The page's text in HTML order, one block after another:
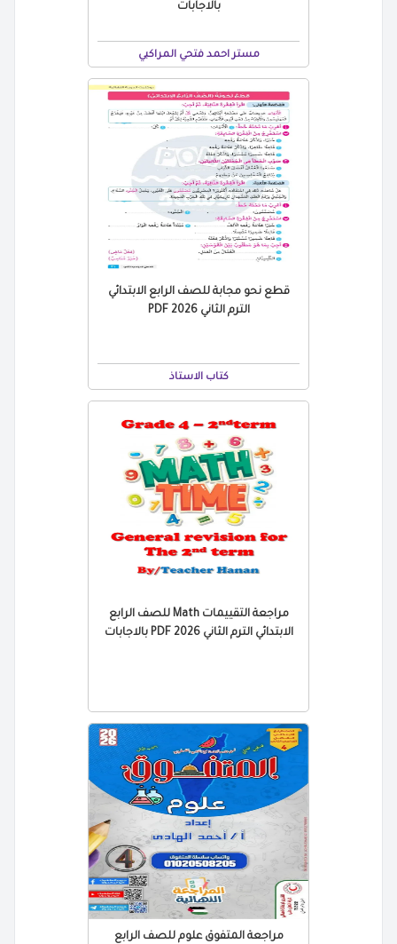
بالاجابات
مستر احمد فتحي المراكبي
قطع نحو مجابة للصف الرابع الابتدائي
الترم الثاني 2026 PDF
كتاب الاستاذ
مراجعة التقييمات Math للصف الرابع
الابتدائي الترم الثاني 2026 PDF بالاجابات
مراجعة المتفوق علوم للصف الرابع